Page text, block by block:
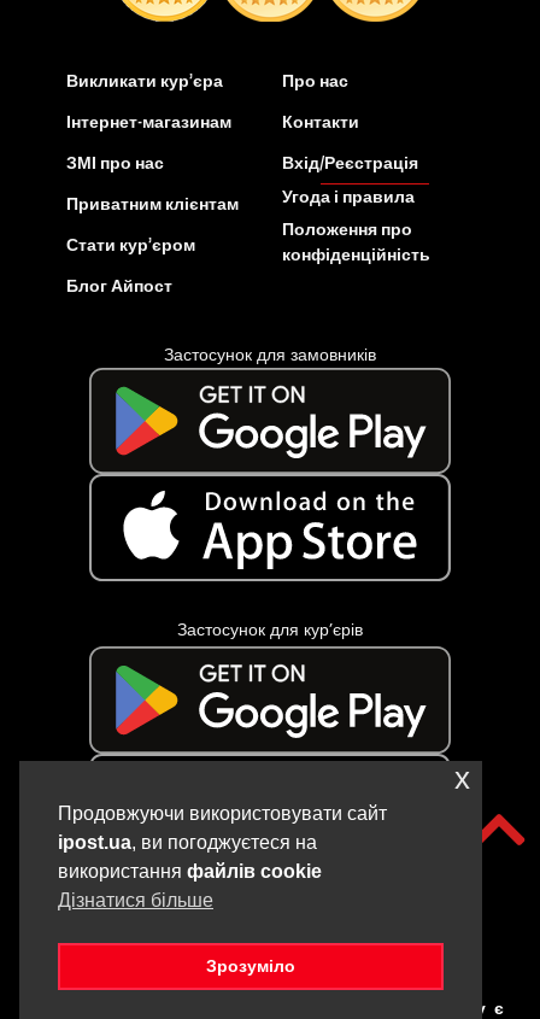
Викликати кур’єра
Інтернет-магазинам
ЗМІ про нас
Приватним клієнтам
Стати кур’єром
Блог Айпост
Про нас
Контакти
Вхід/Реєстрація
Угода і правила
Положення про
конфіденційність
Застосунок для замовників
Застосунок для кур’єрів
Copyright © iPOST, 2017-2025. Всі матеріали даного сайту є
Продовжуючи використовувати сайт
ipost.ua, ви погоджуєтеся на
використання файлів cookie
Дізнатися більше
Зрозуміло
x